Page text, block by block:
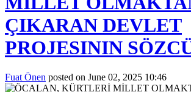
ÇIKARAN DEVLET
PROJESININ
Fuat Önen posted on June 02, 2025 10:46